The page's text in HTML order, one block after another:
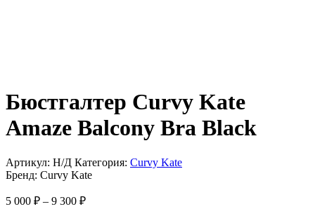
Бюстгалтер Curvy Kate
Amaze Balcony Bra Black
Артикул: Н/Д Категория: Curvy Kate
Бренд: Curvy Kate
5 000 ₽ – 9 300 ₽Диапазон